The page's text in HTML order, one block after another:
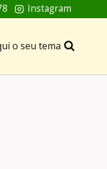
Instagram
o seu tema